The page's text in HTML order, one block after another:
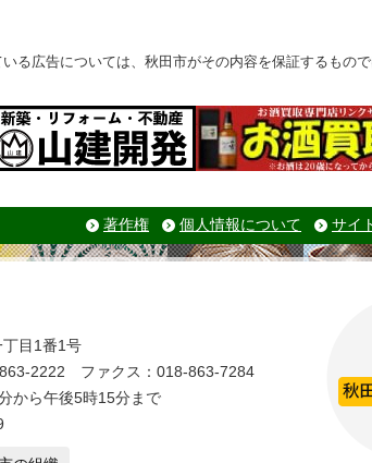
る広告については、秋田市がその内容を保証するもので
著作権 個人情報について サイ
目1番1号
2222 ファクス：018-863-7284
から午後5時15分まで